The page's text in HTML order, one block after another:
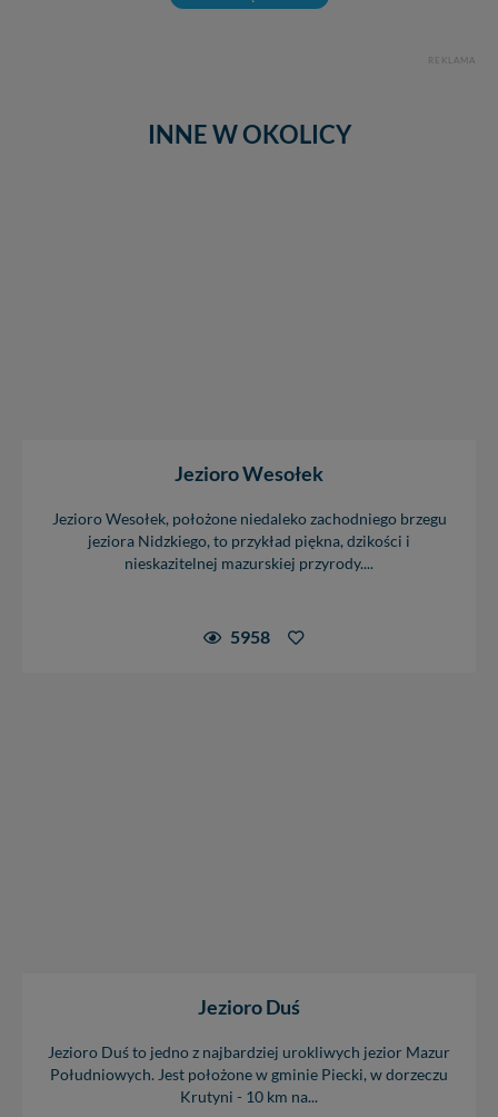
REKLAMA
INNE W OKOLICY
Jezioro Wesołek
Jezioro Wesołek, położone niedaleko zachodniego brzegu
jeziora Nidzkiego, to przykład piękna, dzikości i
nieskazitelnej mazurskiej przyrody....
5958
Jezioro Duś
Jezioro Duś to jedno z najbardziej urokliwych jezior Mazur
Południowych. Jest położone w gminie Piecki, w dorzeczu
Krutyni - 10 km na...